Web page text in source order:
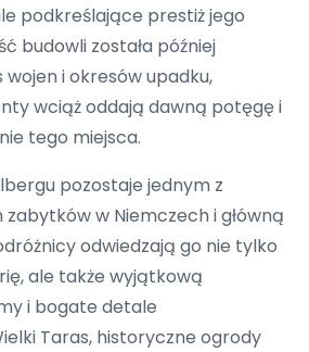
podkreślające prestiż jego
budowli została później
i okresów upadku,
wciąż oddają dawną potęgę i
tego miejsca.
pozostaje jednym z
w Niemczech i główną
odwiedzają go nie tylko
ale także wyjątkową
i bogate detale
Taras, historyczne ogrody